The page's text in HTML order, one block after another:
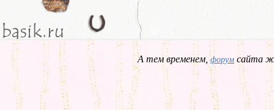
А тем временем,форум сайта